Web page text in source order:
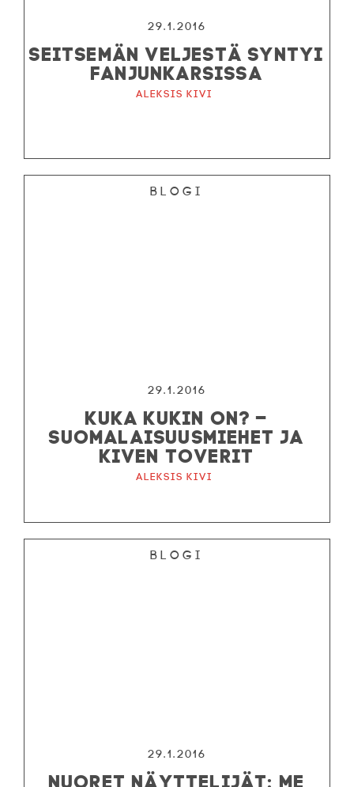
29.1.2016
SEITSEMÄN VELJESTÄ SYNTYI
FANJUNKARSISSA
Aleksis Kivi
Blogi
29.1.2016
KUKA KUKIN ON? –
SUOMALAISUUSMIEHET JA
KIVEN TOVERIT
Aleksis Kivi
Blogi
29.1.2016
NUORET NÄYTTELIJÄT: ME